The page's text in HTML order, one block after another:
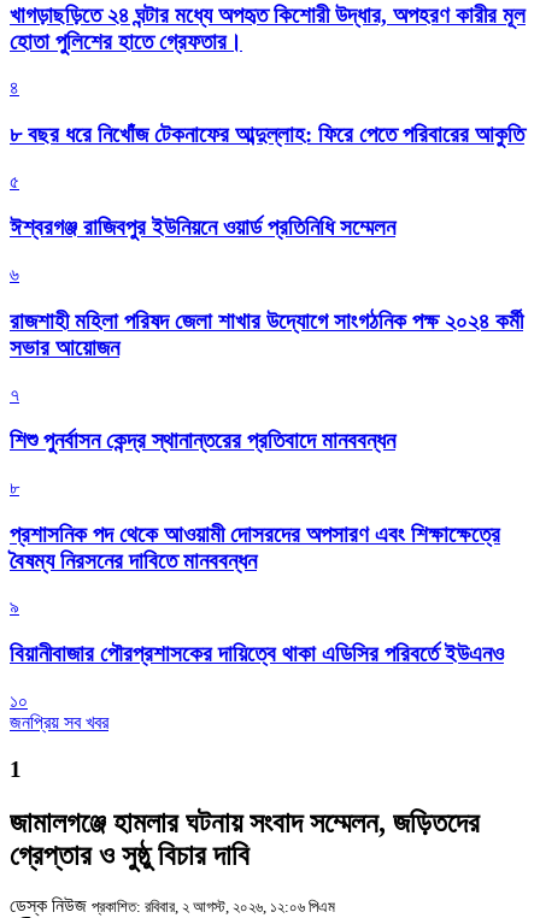
খাগড়াছড়িতে ২৪ ঘন্টার মধ্যে অপহৃত কিশোরী উদ্ধার, অপহরণ কারীর মূল
হোতা পুলিশের হাতে গ্রেফতার।
৪
৮ বছর ধরে নিখোঁজ টেকনাফের আব্দুল্লাহ: ফিরে পেতে পরিবারের আকুতি
৫
ঈশ্বরগঞ্জ রাজিবপুর ইউনিয়নে ওয়ার্ড প্রতিনিধি সম্মেলন
৬
রাজশাহী মহিলা পরিষদ জেলা শাখার উদ্যোগে সাংগঠনিক পক্ষ ২০২৪ কর্মী
সভার আয়োজন
৭
শিশু পুনর্বাসন কেন্দ্র স্থানান্তরের প্রতিবাদে মানববন্ধন
৮
প্রশাসনিক পদ থেকে আওয়ামী দোসরদের অপসারণ এবং শিক্ষাক্ষেত্রে
বৈষম্য নিরসনের দাবিতে মানববন্ধন
৯
বিয়ানীবাজার পৌরপ্রশাসকের দায়িত্বে থাকা এডিসির পরিবর্তে ইউএনও
১০
জনপ্রিয় সব খবর
1
জামালগঞ্জে হামলার ঘটনায় সংবাদ সম্মেলন, জড়িতদের
গ্রেপ্তার ও সুষ্ঠু বিচার দাবি
ডেস্ক নিউজ প্রকাশিত: রবিবার, ২ আগস্ট, ২০২৬, ১২:০৬ পিএম